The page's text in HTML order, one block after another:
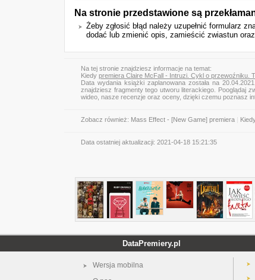
Na stronie przedstawione są
Żeby zgłosić błąd należy uzupełnić formularz
dodać lub zmienić opis, zamieścić zwiastun
Na tej stronie znajdziesz informacje na temat:
Kiedy premiera Claire McFall - Intruzi. Cykl o przewoźniku.
Data wydania książki zaplanowana została na
znajdziesz fragmenty tego utworu literackiego. Pooglądaj
wideo, nasze recenzje oraz oceny, dzięki czemu poznasz
Zobacz również: Mass Effect - [New Game] premiera
Data ostatniej aktualizacji: 2021-04-18 15:21:35
DataPremiery.pl
Wersja mobilna